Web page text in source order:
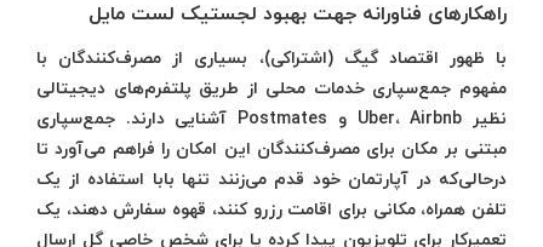
راهکارهای فناورانه جهت بهبود لجستیک لست مایل
با ظهور اقتصاد گیگ (اشتراکی)، بسیاری از مصرف‌کنندگان با
مفهوم جمع‌سپاری خدمات محلی از طریق پلتفرم‌های دیجیتالی
نظیر Uber، Airbnb و Postmates آشنایی دارند. جمع‌سپاری
مبتنی بر مکان برای مصرف‌کنندگان این امکان را فراهم می‌آورد تا
درحالی‌که در آپارتمان خود قدم می‌زنند تنها بابا استفاده از یک
تلفن همراه، مکانی برای اقامت رزرو کنند، قهوه سفارش دهند، یک
تعمیرکار برای تلویزیون پیدا کرده یا برای شخص خاصی گل ارسال